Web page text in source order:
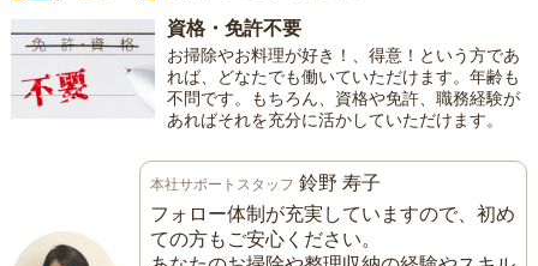
資格・免許不要
お掃除やお料理が好き！、得意！という方であ
れば、どなたでも働いていただけます。年齢も
不問です。もちろん、資格や免許、職務経験が
あればそれを充分に活かしていただけます。
本社サポートスタッフ 鈴野 寿子
フォロー体制が充実していますので、初め
ての方もご安心ください。